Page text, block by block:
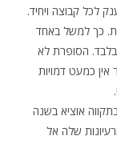
לכל קבוצה ויחיד.
כך למשל באחד
הסופרת לא
כמעט דמויות
אוציא בשנה
שלה אל